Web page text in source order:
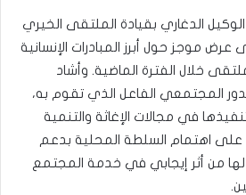
الدغاري بقيادة الملتقى الخيري
موجز حول أبرز المبادرات الإنسانية
خلال الفترة الماضية. وأشاد
المجتمعي الفاعل الذي تقوم به،
في مجالات الإغاثة والتنمية
على اهتمام السلطة المحلية بدعم
لها من أثر إيجابي في خدمة المجتمع